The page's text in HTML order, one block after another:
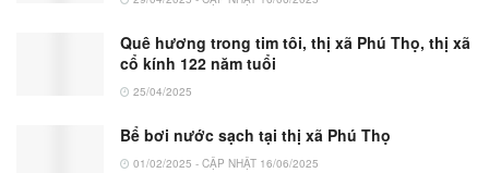
Quê hương trong tim tôi, thị xã Phú Thọ, thị xã
cổ kính 122 năm tuổi
25/04/2025
Bể bơi nước sạch tại thị xã Phú Thọ
01/02/2025 - CẬP NHẬT 16/06/2025